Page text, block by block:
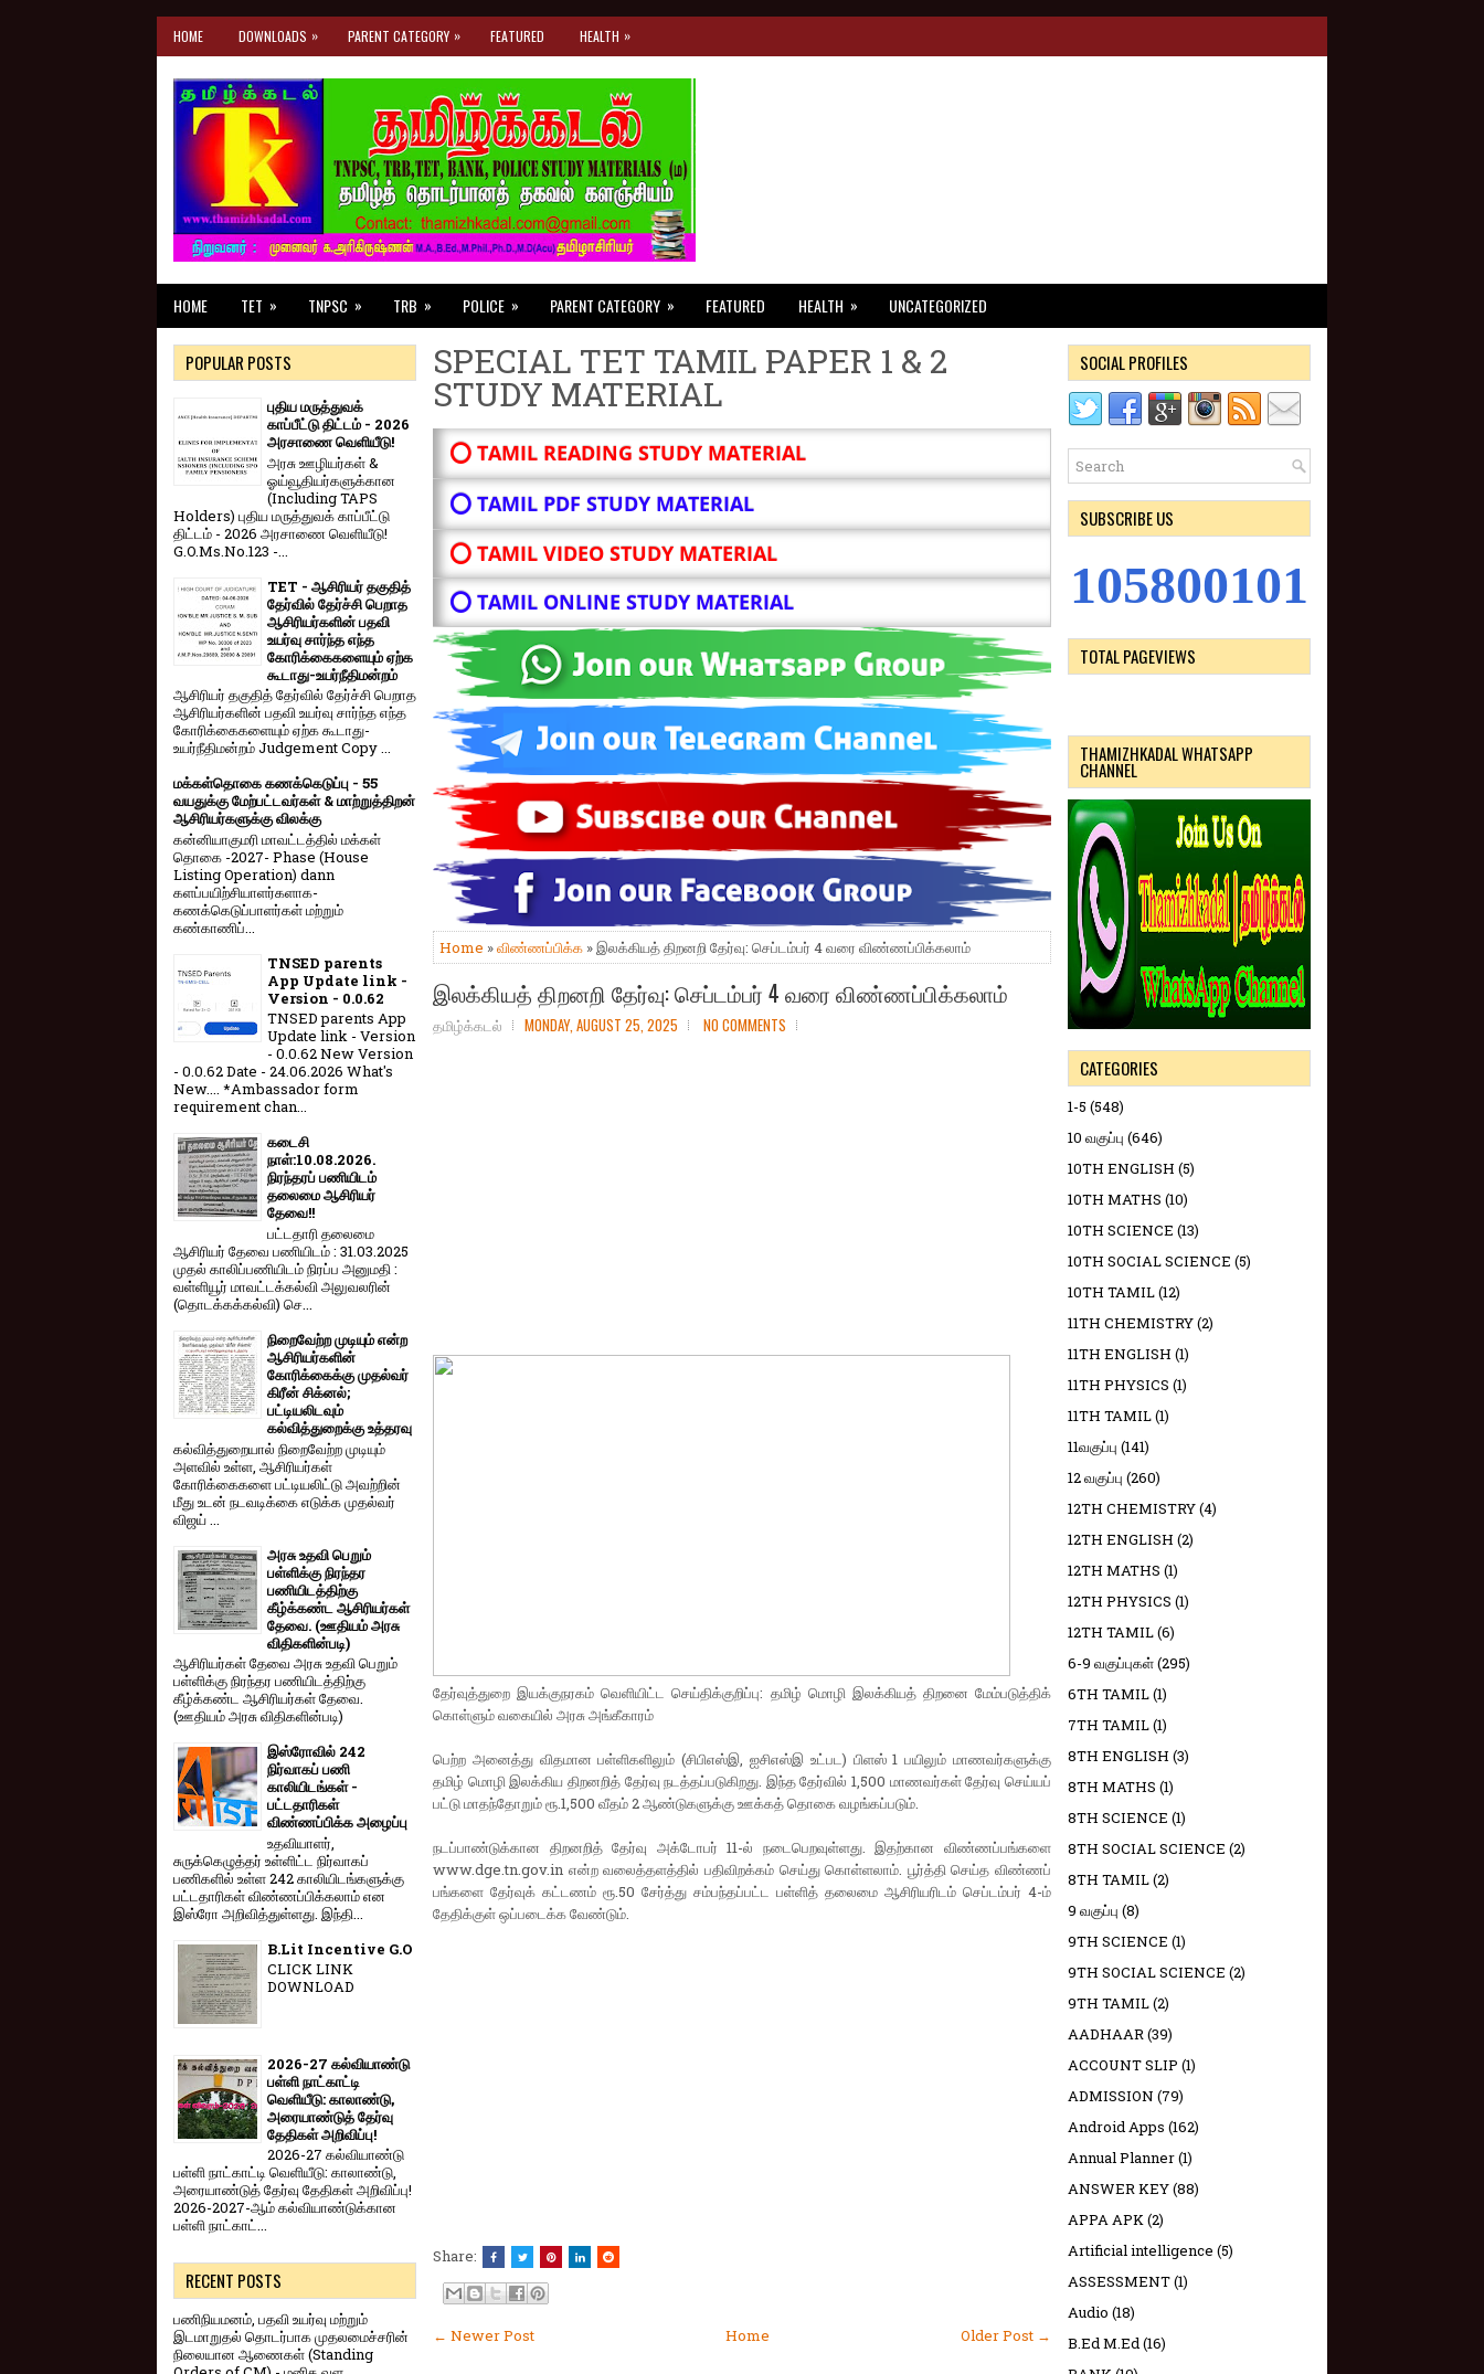
HOME DOWNLOADS » PARENT CATEGORY » FEATURED HEALTH »
HOME TET » TNPSC » TRB » POLICE » PARENT CATEGORY » FEATURED HEALTH » UNCATEGORIZED
SPECIAL TET TAMIL PAPER 1 & 2
STUDY MATERIAL
⭕ TAMIL READING STUDY MATERIAL
⭕ TAMIL PDF STUDY MATERIAL
⭕ TAMIL VIDEO STUDY MATERIAL
⭕ TAMIL ONLINE STUDY MATERIAL
Home »விண்ணப்பிக்க » இலக்​கி​யத் திறனறி தேர்வு: செப்​டம்பர் 4 வரை விண்ணப்பிக்கலாம்
இலக்​கி​யத் திறனறி தேர்வு: செப்​டம்பர் 4 வரை விண்ணப்பிக்கலாம்
தமிழ்க்கடல் MONDAY, AUGUST 25, 2025 NO COMMENTS
தேர்​வுத்​துறை இயக்​குநரகம் வெளி​யிட்ட செய்​திக்​குறிப்பு: தமிழ் மொழி இலக்​கி​யத் திறனை மேம்​படுத்​திக்
கொள்ளும் வகையில் அரசு அங்கீ​காரம்
பெற்ற அனைத்து வித​மான பள்​ளி​களி​லும் (சிபிஎஸ்இ, ஐசிஎஸ்இ உட்​பட) பிளஸ் 1 பயிலும் மாணவர்​களுக்கு
தமிழ் மொழி இலக்​கிய திறனறித் தேர்வு நடத்​தப்​படு​கிறது. இந்த தேர்​வில் 1,500 மாணவர்​கள் தேர்வு செய்​யப்​
பட்டு மாதந்​தோறும் ரூ.1,500 வீதம் 2 ஆண்​டு​களுக்கு ஊக்​கத் தொகை வழங்​கப்​படும்.
நடப்​பாண்​டுக்​கான திற​னறித் தேர்வு அக்​டோபர் 11-ல் நடை​பெறவுள்​ளது. இதற்கான விண்​ணப்​பங்​களை
www.dge.tn.gov.in என்ற வலைத்​தளத்தில் பதி​விறக்​கம் செய்து கொள்​ளலாம். பூர்த்தி செய்த விண்​ணப்​
பங்​களை தேர்​வுக் கட்​ட​ணம் ரூ.50 சேர்த்து சம்​பந்​தப்​பட்ட பள்​ளித் தலைமை ஆசிரியரிடம் செப்​டம்​பர் 4-ம்
தேதிக்​குள் ஒப்​படைக்க வேண்​டும்.
Share:
← Newer Post Older Post →
Home
POPULAR POSTS
புதிய மருத்துவக்
காப்பீட்டு திட்டம் - 2026
அரசாணை வெளியீடு!
அரசு ஊழியர்கள் &
ஓய்வூதியர்களுக்கான
(Including TAPS
Holders) புதிய மருத்துவக் காப்பீட்டு
திட்டம் - 2026 அரசாணை வெளியீடு!
G.O.Ms.No.123 -...
TET - ஆசிரியர் தகுதித்
தேர்வில் தேர்ச்சி பெறாத
ஆசிரியர்களின் பதவி
உயர்வு சார்ந்த எந்த
கோரிக்கைகளையும் ஏற்க
கூடாது-உயர்நீதிமன்றம்
ஆசிரியர் தகுதித் தேர்வில் தேர்ச்சி பெறாத
ஆசிரியர்களின் பதவி உயர்வு சார்ந்த எந்த
கோரிக்கைகளையும் ஏற்க கூடாது-
உயர்நீதிமன்றம் Judgement Copy ...
மக்கள்தொகை கணக்கெடுப்பு - 55
வயதுக்கு மேற்பட்டவர்கள் & மாற்றுத்திறன்
ஆசிரியர்களுக்கு விலக்கு
கன்னியாகுமரி மாவட்டத்தில் மக்கள்
தொகை -2027- Phase (House
Listing Operation) dann
களப்பயிற்சியாளர்களாக-
கணக்கெடுப்பாளர்கள் மற்றும்
கண்காணிப்...
TNSED parents
App Update link -
Version - 0.0.62
TNSED parents App
Update link - Version
- 0.0.62 New Version
- 0.0.62 Date - 24.06.2026 What's
New.... *Ambassador form
requirement chan...
கடைசி
நாள்:10.08.2026.
நிரந்தரப் பணியிடம்
தலைமை ஆசிரியர்
தேவை!!
பட்டதாரி தலைமை
ஆசிரியர் தேவை பணியிடம் : 31.03.2025
முதல் காலிப்பணியிடம் நிரப்ப அனுமதி :
வள்ளியூர் மாவட்டக்கல்வி அலுவலரின்
(தொடக்கக்கல்வி) செ...
நிறைவேற்ற முடியும் என்ற
ஆசிரியர்களின்
கோரிக்கைக்கு முதல்வர்
கிரீன் சிக்னல்;
பட்டியலிடவும்
கல்வித்துறைக்கு உத்தரவு
கல்வித்துறையால் நிறைவேற்ற முடியும்
அளவில் உள்ள, ஆசிரியர்கள்
கோரிக்கைகளை பட்டியலிட்டு அவற்றின்
மீது உடன் நடவடிக்கை எடுக்க முதல்வர்
விஜய் ...
அரசு உதவி பெறும்
பள்ளிக்கு நிரந்தர
பணியிடத்திற்கு
கீழ்க்கண்ட ஆசிரியர்கள்
தேவை. (ஊதியம் அரசு
விதிகளின்படி)
ஆசிரியர்கள் தேவை அரசு உதவி பெறும்
பள்ளிக்கு நிரந்தர பணியிடத்திற்கு
கீழ்க்கண்ட ஆசிரியர்கள் தேவை.
(ஊதியம் அரசு விதிகளின்படி)
இஸ்ரோவில் 242
நிர்வாகப் பணி
காலியிடங்கள் -
பட்டதாரிகள்
விண்ணப்பிக்க அழைப்பு
உதவியாளர்,
சுருக்கெழுத்தர் உள்ளிட்ட நிர்வாகப்
பணிகளில் உள்ள 242 காலியிடங்களுக்கு
பட்டதாரிகள் விண்ணப்பிக்கலாம் என
இஸ்ரோ அறிவித்துள்ளது. இந்தி...
B.Lit Incentive G.O
CLICK LINK
DOWNLOAD
2026-27 கல்வியாண்டு
பள்ளி நாட்காட்டி
வெளியீடு: காலாண்டு,
அரையாண்டுத் தேர்வு
தேதிகள் அறிவிப்பு!
2026-27 கல்வியாண்டு
பள்ளி நாட்காட்டி வெளியீடு: காலாண்டு,
அரையாண்டுத் தேர்வு தேதிகள் அறிவிப்பு!
2026-2027-ஆம் கல்வியாண்டுக்கான
பள்ளி நாட்காட்...
RECENT POSTS
பணிநியமனம், பதவி உயர்வு மற்றும்
இடமாறுதல் தொடர்பாக முதலமைச்சரின்
நிலையான ஆணைகள் (Standing
SOCIAL PROFILES
SUBSCRIBE US
105800101
TOTAL PAGEVIEWS
THAMIZHKADAL WHATSAPP
CHANNEL
CATEGORIES
1-5 (548)
10 வகுப்பு (646)
10TH ENGLISH (5)
10TH MATHS (10)
10TH SCIENCE (13)
10TH SOCIAL SCIENCE (5)
10TH TAMIL(12)
11TH CHEMISTRY(2)
11TH ENGLISH (1)
11TH PHYSICS (1)
11TH TAMIL(1)
11வகுப்பு (141)
12 வகுப்பு (260)
12TH CHEMISTRY(4)
12TH ENGLISH (2)
12TH MATHS (1)
12TH PHYSICS (1)
12TH TAMIL(6)
6-9 வகுப்புகள்(295)
6TH TAMIL(1)
7TH TAMIL(1)
8TH ENGLISH (3)
8TH MATHS (1)
8TH SCIENCE (1)
8TH SOCIAL SCIENCE (2)
8TH TAMIL(2)
9 வகுப்பு (8)
9TH SCIENCE (1)
9TH SOCIAL SCIENCE (2)
9TH TAMIL(2)
AADHAAR(39)
ACCOUNT SLIP (1)
ADMISSION (79)
Android Apps (162)
Annual Planner(1)
ANSWER KEY(88)
APPA APK(2)
Artificial intelligence (5)
ASSESSMENT(1)
Audio (18)
B.Ed M.Ed(16)